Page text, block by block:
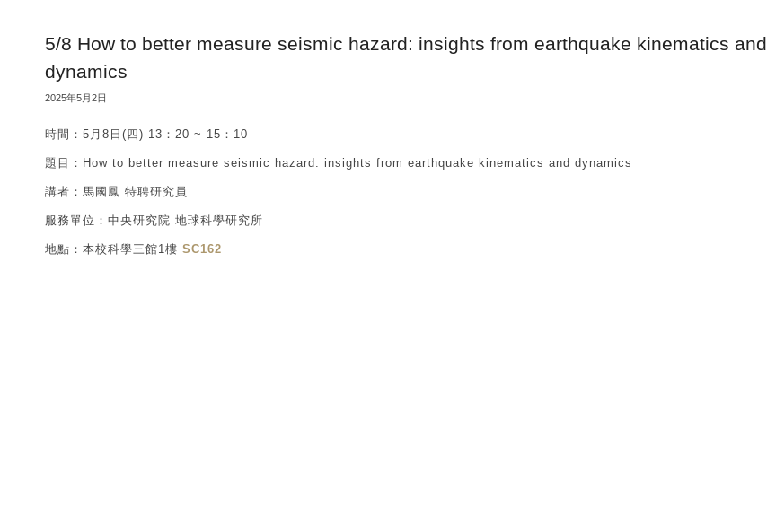
5/8 How to better measure seismic hazard: insights from earthquake kinematics and
dynamics
2025年5月2日
時間：5月8日(四) 13：20 ~ 15：10
題目：How to better measure seismic hazard: insights from earthquake kinematics and dynamics
講者：馬國鳳 特聘研究員
服務單位：中央研究院 地球科學研究所
地點：本校科學三館1樓 SC162